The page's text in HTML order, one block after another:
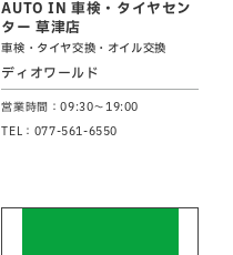
AUTO IN 車検・タイヤセン
ター 草津店
車検・タイヤ交換・オイル交換
ディオワールド
営業時間：09:30～19:00
TEL：077-561-6550